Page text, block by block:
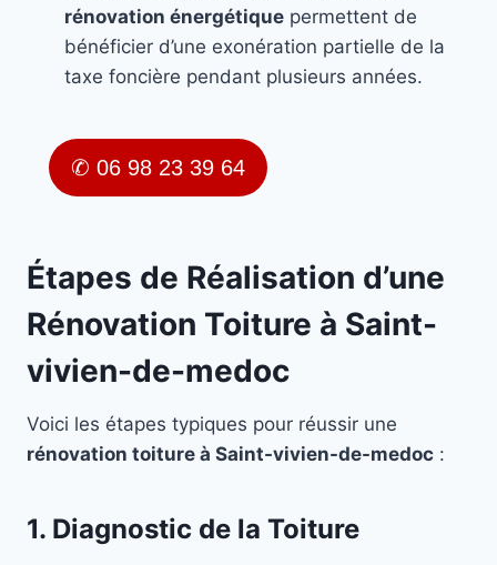
rénovation énergétique permettent de
bénéficier d’une exonération partielle de la
taxe foncière pendant plusieurs années.
✆ 06 98 23 39 64
Étapes de Réalisation d’une
Rénovation Toiture à Saint-
vivien-de-medoc
Voici les étapes typiques pour réussir une
rénovation toiture à Saint-vivien-de-medoc :
1. Diagnostic de la Toiture